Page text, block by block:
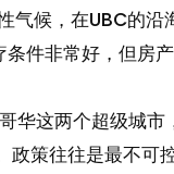
候，在UBC的沿
件非常好，但房
华这两个超级城
策往往是最不可